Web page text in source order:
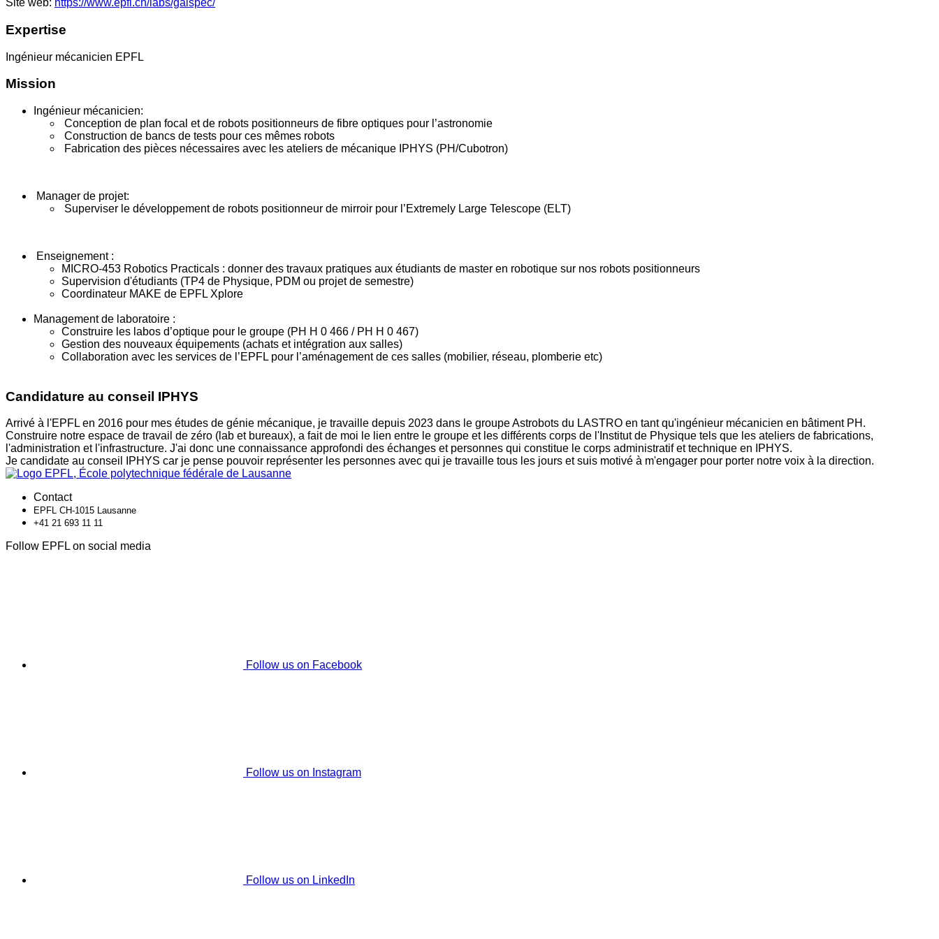
Site web: https://www.epfl.ch/labs/galspec/
Expertise
Ingénieur mécanicien EPFL
Mission
Ingénieur mécanicien:
Conception de plan focal et de robots positionneurs de fibre optiques pour l’astronomie
Construction de bancs de tests pour ces mêmes robots
Fabrication des pièces nécessaires avec les ateliers de mécanique IPHYS (PH/Cubotron)
Manager de projet:
Superviser le développement de robots positionneur de mirroir pour l’Extremely Large Telescope (ELT)
Enseignement :
MICRO-453 Robotics Practicals : donner des travaux pratiques aux étudiants de master en robotique sur nos robots positionneurs
Supervision d'étudiants (TP4 de Physique, PDM ou projet de semestre)
Coordinateur MAKE de EPFL Xplore
Management de laboratoire :
Construire les labos d’optique pour le groupe (PH H 0 466 / PH H 0 467)
Gestion des nouveaux équipements (achats et intégration aux salles)
Collaboration avec les services de l’EPFL pour l’aménagement de ces salles (mobilier, réseau, plomberie etc)
Candidature au conseil IPHYS
Arrivé à l'EPFL en 2016 pour mes études de génie mécanique, je travaille depuis 2023 dans le groupe Astrobots du LASTRO en tant qu'ingénieur mécanicien en bâtiment PH.
Construire notre espace de travail de zéro (lab et bureaux), a fait de moi le lien entre le groupe et les différents corps de l'Institut de Physique tels que les ateliers de fabrications,
l'administration et l'infrastructure. J'ai donc une connaissance approfondi des échanges et personnes qui constitue le corps administratif et technique en IPHYS.
Je candidate au conseil IPHYS car je pense pouvoir représenter les personnes avec qui je travaille tous les jours et suis motivé à m'engager pour porter notre voix à la direction.
Contact
EPFL CH-1015 Lausanne
+41 21 693 11 11
Follow EPFL on social media
Follow us on Facebook
Follow us on Instagram
Follow us on LinkedIn